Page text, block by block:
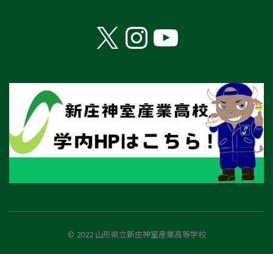
X Instagram
YouTube
© 2022 山形県立新庄神室産業高等学校